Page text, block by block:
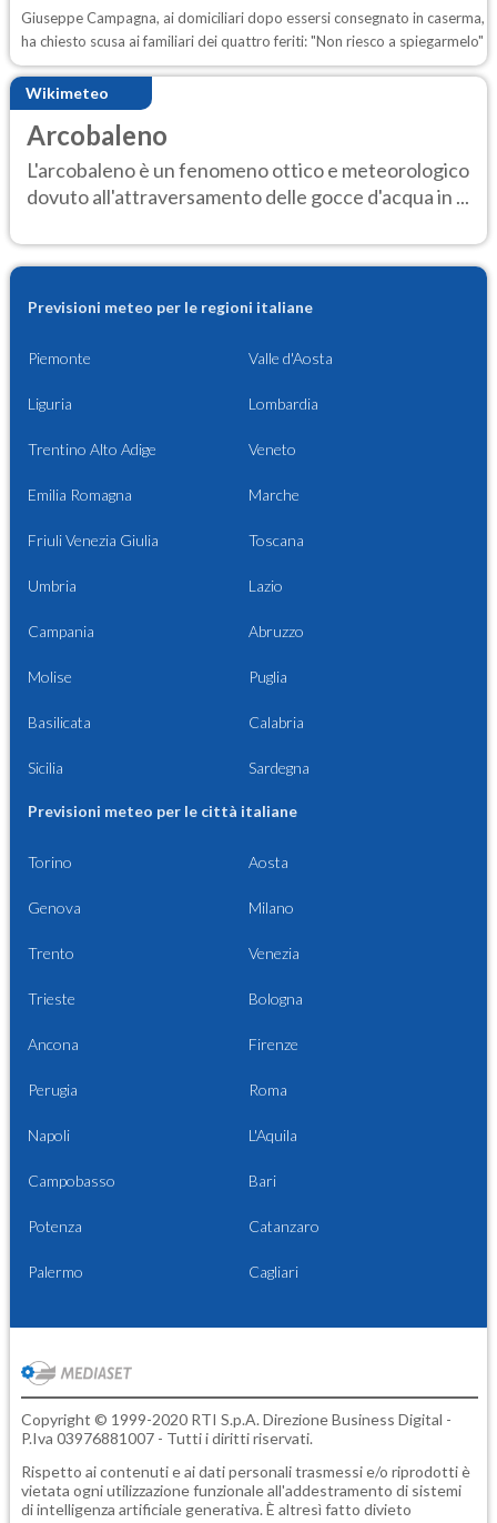
Giuseppe Campagna, ai domiciliari dopo essersi consegnato in caserma,
ha chiesto scusa ai familiari dei quattro feriti: "Non riesco a spiegarmelo"
Wikimeteo
Arcobaleno
L'arcobaleno è un fenomeno ottico e meteorologico
dovuto all'attraversamento delle gocce d'acqua in ...
Previsioni meteo per le regioni italiane
Piemonte Valle d'Aosta
Liguria Lombardia
Trentino Alto Adige Veneto
Emilia Romagna Marche
Friuli Venezia Giulia Toscana
Umbria Lazio
Campania Abruzzo
Molise Puglia
Basilicata Calabria
Sicilia Sardegna
Previsioni meteo per le città italiane
Torino Aosta
Genova Milano
Trento Venezia
Trieste Bologna
Ancona Firenze
Perugia Roma
Napoli L'Aquila
Campobasso Bari
Potenza Catanzaro
Palermo Cagliari
Copyright © 1999-2020 RTI S.p.A. Direzione Business Digital -
P.Iva 03976881007 - Tutti i diritti riservati.
Rispetto ai contenuti e ai dati personali trasmessi e/o riprodotti è
vietata ogni utilizzazione funzionale all'addestramento di sistemi
di intelligenza artificiale generativa. È altresì fatto divieto